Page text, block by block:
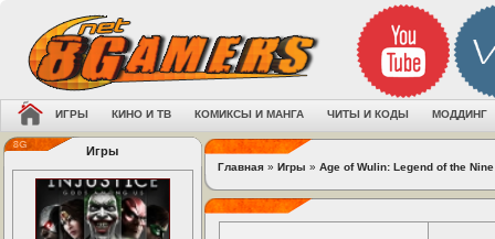
ИГРЫ КИНО И ТВ КОМИКСЫ И МАНГА ЧИТЫ И КОДЫ МОДДИНГ
Игры
Главная » Игры » Age of Wulin: Legend of the